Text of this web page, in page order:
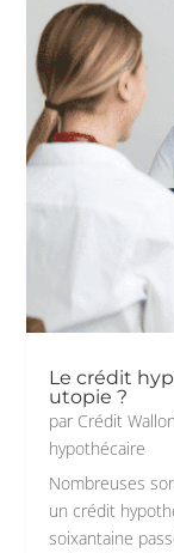
Le crédit
utopie ?
par Crédit
hypothécaire
Nombreuses
un crédit
soixantaine